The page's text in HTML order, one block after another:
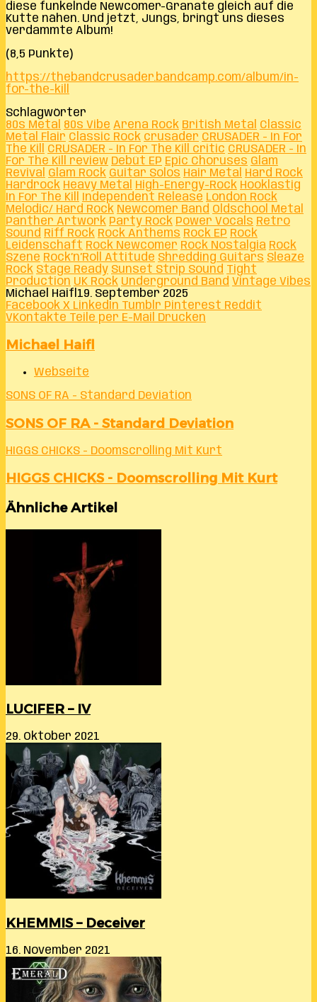
diese funkelnde Newcomer-Granate gleich auf die
Kutte nähen. Und jetzt, Jungs, bringt uns dieses
verdammte Album!
(8,5 Punkte)
https://thebandcrusader.bandcamp.com/album/in-
for-the-kill
Schlagwörter
80s Metal 80s Vibe Arena Rock British Metal Classic
Metal Flair Classic Rock crusader CRUSADER - In For
The Kill
CRUSADER - In For The Kill critic CRUSADER - In
For The Kill review Debüt EP Epic Choruses Glam
Revival Glam Rock Guitar Solos Hair Metal
Hard Rock
Hardrock Heavy Metal High-Energy-Rock Hooklastig
In For The Kill
Independent Release London Rock
Melodic/ Hard Rock Newcomer Band Oldschool Metal
Panther Artwork Party Rock Power Vocals Retro
Sound Riff Rock Rock Anthems Rock EP Rock
Leidenschaft Rock Newcomer Rock Nostalgia Rock
Szene Rock’n’Roll Attitude Shredding Guitars Sleaze
Rock Stage Ready Sunset Strip Sound Tight
Production UK Rock Underground Band Vintage Vibes
Michael Haifl 19. September 2025
Facebook X LinkedIn Tumblr Pinterest Reddit
VKontakte Teile per E-Mail Drucken
Michael Haifl
Webseite
SONS OF RA - Standard Deviation
SONS OF RA - Standard Deviation
HIGGS CHICKS - Doomscrolling Mit Kurt
HIGGS CHICKS - Doomscrolling Mit Kurt
Ähnliche Artikel
LUCIFER – IV
29. Oktober 2021
KHEMMIS – Deceiver
16. November 2021